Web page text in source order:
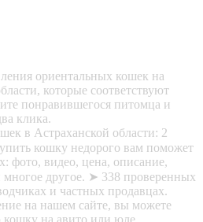
ориентальных кошек на
которые соответствуют
понравившегося питомца и
клика.
в Астраханской области: 2
кошку недорого вам поможет
фото, видео, цена, описание,
другое. ➤ 338 проверенных
и частных продавцах.
на нашем сайте, вы можете
на авито или юле.